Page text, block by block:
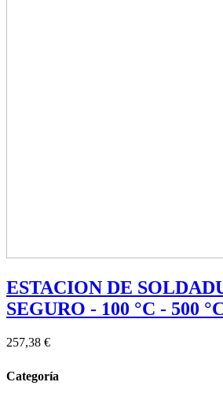
ESTACION DE
SEGURO - 100 °C - 500
257,38 €
Categoría